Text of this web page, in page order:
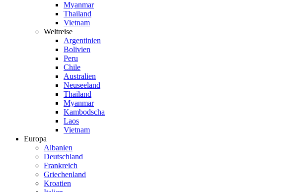
Myanmar
Thailand
Vietnam
Weltreise
Argentinien
Bolivien
Peru
Chile
Australien
Neuseeland
Thailand
Myanmar
Kambodscha
Laos
Vietnam
Europa
Albanien
Deutschland
Frankreich
Griechenland
Kroatien